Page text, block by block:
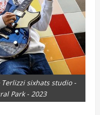
sixhats studio -
Park - 2023